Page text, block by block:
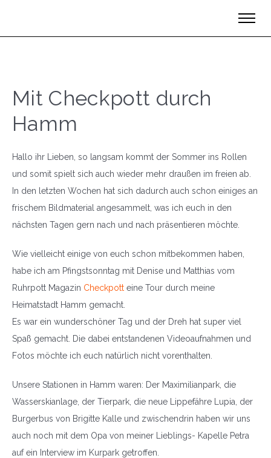
Mit Checkpott durch
Hamm
Hallo ihr Lieben, so langsam kommt der Sommer ins Rollen
und somit spielt sich auch wieder mehr draußen im freien ab.
In den letzten Wochen hat sich dadurch auch schon einiges an
frischem Bildmaterial angesammelt, was ich euch in den
nächsten Tagen gern nach und nach präsentieren möchte.
Wie vielleicht einige von euch schon mitbekommen haben,
habe ich am Pfingstsonntag mit Denise und Matthias vom
Ruhrpott Magazin Checkpott eine Tour durch meine
Heimatstadt Hamm gemacht.
Es war ein wunderschöner Tag und der Dreh hat super viel
Spaß gemacht. Die dabei entstandenen Videoaufnahmen und
Fotos möchte ich euch natürlich nicht vorenthalten.
Unsere Stationen in Hamm waren: Der Maximilianpark, die
Wasserskianlage, der Tierpark, die neue Lippefähre Lupia, der
Burgerbus von Brigitte Kalle und zwischendrin haben wir uns
auch noch mit dem Opa von meiner Lieblings- Kapelle Petra
auf ein Interview im Kurpark getroffen.